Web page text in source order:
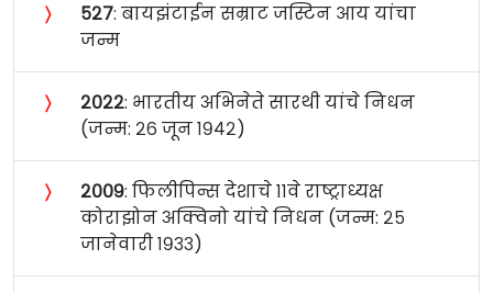
〉 ५२७: बायझंटाईन सम्राट जस्टिन आय यांचा
जन्म
〉 २०२२: भारतीय अभिनेते सारथी यांचे निधन
(जन्म: २६ जून १९४२)
〉 २००९: फिलीपिन्स देशाचे ११वे राष्ट्राध्यक्ष
कोराझोन अक्विनो यांचे निधन (जन्म: २५
जानेवारी १९३३)